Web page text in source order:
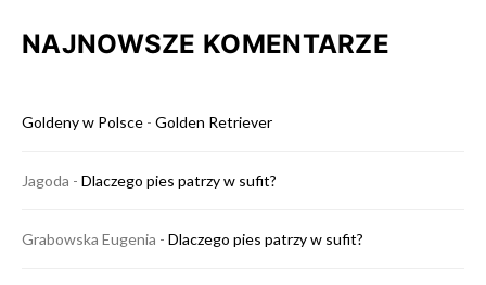
NAJNOWSZE KOMENTARZE
Goldeny w Polsce - Golden Retriever
Jagoda - Dlaczego pies patrzy w sufit?
Grabowska Eugenia - Dlaczego pies patrzy w sufit?